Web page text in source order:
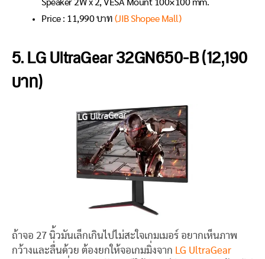
Speaker 2W x 2, VESA Mount 100×100 mm.
Price : 11,990 บาท (JIB Shopee Mall)
5. LG UltraGear 32GN650-B (12,190
บาท)
ถ้าจอ 27 นิ้วมันเล็กเกินไปไม่สะใจเกมเมอร์ อยากเห็นภาพ
กว้างและลื่นด้วย ต้องยกให้จอเกมมิ่งจาก
LG UltraGear